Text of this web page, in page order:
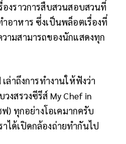
งราวการสืบสวนสอบสวนที่
อาหาร ซึ่งเป็นพล็อตเรื่องที่
ามสามารถของนักแสดงทุก
ล่าถึงการทำงานให้ฟังว่า
งสรวงซีรีส์ My Chef in
) ทุกอย่างโอเคมากครับ
ได้เปิดกล้องถ่ายทำกันไป